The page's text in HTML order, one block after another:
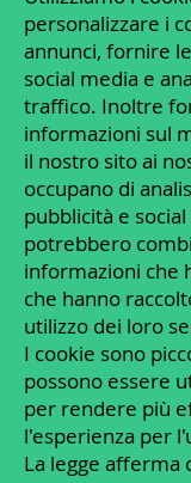
personalizzare i
annunci, fornire
social media e
traffico. Inoltre
informazioni sul
il nostro sito ai
occupano di
pubblicità e
potrebbero
informazioni che
che hanno
utilizzo dei loro
I cookie sono
possono essere
per rendere più
l'esperienza per
La legge afferma